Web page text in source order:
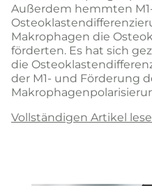
Außerdem hemmten
Makrophagen die
förderten. Es hat sich
die
der M1- und Förderung
Vollständigen Artikel